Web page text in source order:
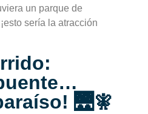
un parque de
sería la atracción
🌉🧚